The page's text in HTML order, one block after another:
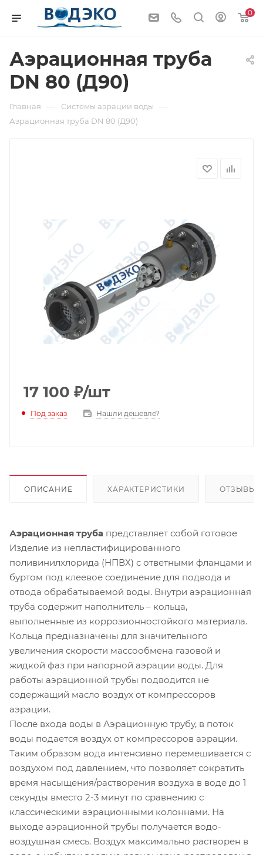
0
Аэрационная труба
DN 80 (Д90)
Главная — Системы аэрации воды —
Аэрационная труба DN 80 (Д90)
17 100 ₽/шт
Под заказ Нашли дешевле?
ОПИСАНИЕ ХАРАКТЕРИСТИКИ ОТЗЫВЫ
Аэрационная труба представляет собой готовое
Изделие из непластифицированного
поливинилхлорида (НПВХ) с ответными фланцами и
буртом под клеевое соединение для подвода и
отвода обрабатываемой воды. Внутри аэрационная
труба содержит наполнитель – кольца,
выполненные из коррозионностойкого материала.
Кольца предназначены для значительного
увеличения скорости массообмена газовой и
жидкой фаз при напорной аэрации воды. Для
работы аэрационной трубы подводится не
содержащий масло воздух от компрессоров
аэрации.
После входа воды в Аэрационную трубу, в поток
воды подается воздух от компрессоров аэрации.
Таким образом вода интенсивно перемешивается с
воздухом под давлением, что позволяет сократить
время насыщения/растворения воздуха в воде до 1
секунды вместо 2-3 минут по сравнению с
классическими аэрационными колоннами. На
выходе аэрационной трубы получается водо-
воздушная смесь. Воздух максимально растворен в